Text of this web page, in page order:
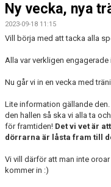
TRUPPEN
KONTAKT
Ny vecka, nya
2023-09-18 11:15
Vill börja med att tacka alla
Alla var verkligen
Nu går vi in en vecka med
Lite information gällande
den hallen så ska vi alla ta
för framtiden! Det vi vet är
dörrarna är låsta fram till
Vi vill därför att man inte
kommer in :)